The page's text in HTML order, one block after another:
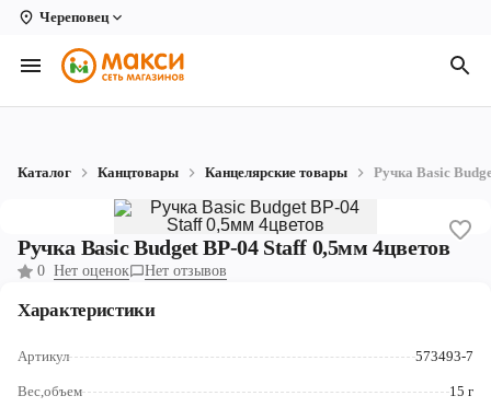
Череповец
Вологда
Архангельск
Кирово-Чепецк
Коряжма
Котлас
Новодвинск
Каталог Канцтовары Канцелярские товары Ручка Basic
Ручка Basic Budget BP-04 Staff 0,5мм 4цветов
0 Нет оценок Нет отзывов
Характеристики
Артикул 573493-7
Вес,объем 15 г